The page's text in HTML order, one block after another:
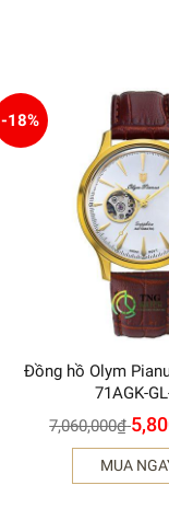
-18%
Đồng hồ Olym
71AGK-
7,060,000₫
MUA